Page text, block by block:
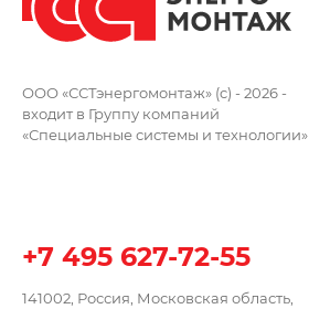
ООО «ССТэнергомонтаж» (c) - 2026 -
входит в Группу компаний
«Специальные системы и технологии»
+7 495 627-72-55
141002, Россия, Московская область,